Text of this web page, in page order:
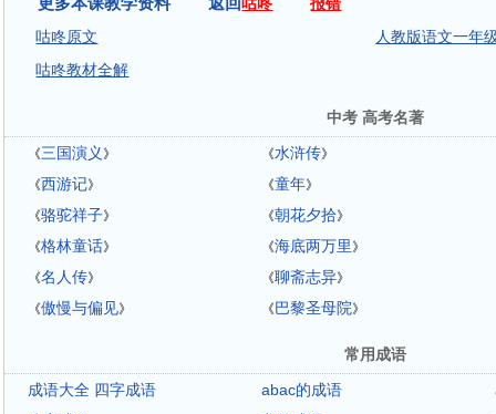
咕咚原文
人教版语文一年
咕咚教材全解
中考 高考名著
《三国演义 》 《水浒传》
《西游记》 《童年》
《骆驼祥子》 《朝花夕拾》
《格林童话》 《海底两万里 》
《名人传》 《聊斋志异》
《傲慢与偏见》 《巴黎圣母院》
常用成语
成语大全 四字成语
abac的成语